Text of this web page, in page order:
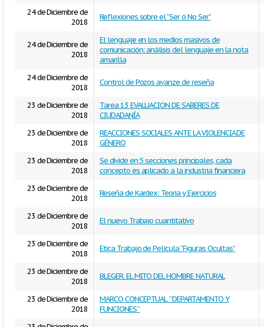
24 de Diciembre de
2018
Reflexiones sobre el “Ser ó No Ser”
24 de Diciembre de
2018
El lenguaje en los medios masivos de
comunicación: análisis del lenguaje en la nota
amarilla
24 de Diciembre de
2018
Control de Pozos avanze de reseña
23 de Diciembre de
2018
Tarea 13 EVALUACION DE SABERES DE
CIUDADANÍA
23 de Diciembre de
2018
REACCIONES SOCIALES ANTE LA VIOLENCIA DE
GÉNERO
23 de Diciembre de
2018
Se divide en 5 secciones principales, cada
concepto es aplicado a la industria financiera
23 de Diciembre de
2018
Reseña de Kardex: Teoria y Ejercicios
23 de Diciembre de
2018
El nuevo Trabajo cuantitativo
23 de Diciembre de
2018
Etica Trabajo de Película “Figuras Ocultas”
23 de Diciembre de
2018
BLEGER. EL MITO DEL HOMBRE NATURAL
23 de Diciembre de
2018
MARCO CONCEPTUAL ``DEPARTAMENTO Y
FUNCIONES´´